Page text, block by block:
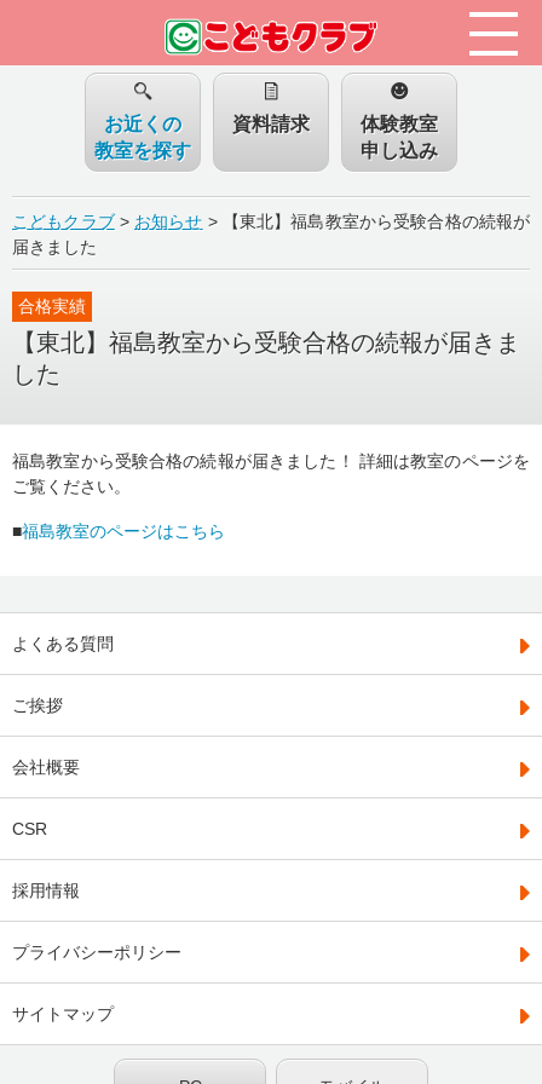
お近くの
教室を探す
資料請求
体験教室
申し込み
こどもクラブ> お知らせ >
【東北】福島教室から受験合格の続報が
届きました
【東北】福島教室から受験合格の続報が届きま
した
合格実績
福島教室から受験合格の続報が届きました！ 詳細は教室のページを
ご覧ください。
■福島教室のページはこちら
よくある質問
ご挨拶
会社概要
CSR
採用情報
プライバシーポリシー
サイトマップ